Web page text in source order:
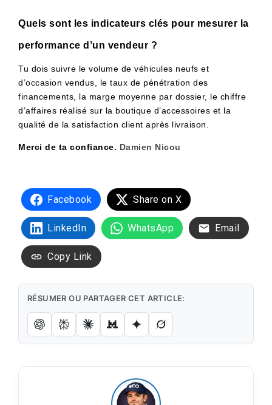
Quels sont les indicateurs clés pour mesurer la
performance d’un vendeur ?
Tu dois suivre le volume de véhicules neufs et
d’occasion vendus, le taux de pénétration des
financements, la marge moyenne par dossier, le chiffre
d’affaires réalisé sur la boutique d’accessoires et la
qualité de la satisfaction client après livraison.
Merci de ta confiance. Damien Nicou
Facebook Share on X
LinkedIn WhatsApp Email
Copy Link
RÉSUMER OU PARTAGER CET ARTICLE: